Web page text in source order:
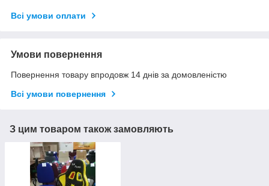
Всі умови оплати
Умови повернення
Повернення товару впродовж 14 днів за домовленістю
Всі умови повернення
З цим товаром також замовляють